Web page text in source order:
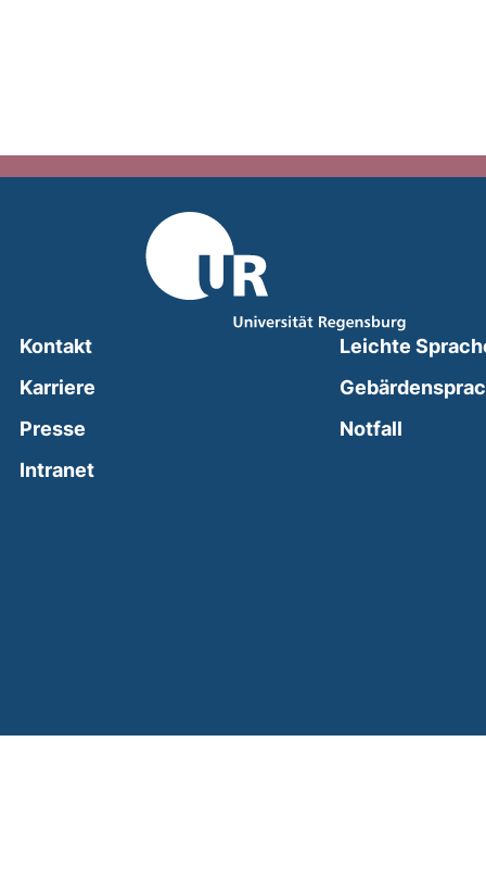
Kontakt
Karriere
Presse
Intranet(external link, opens in a new window)
Leichte
Notfall